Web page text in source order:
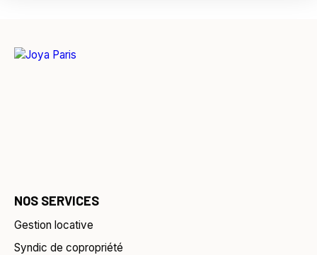
NOS SERVICES
Gestion locative
Syndic de copropriété